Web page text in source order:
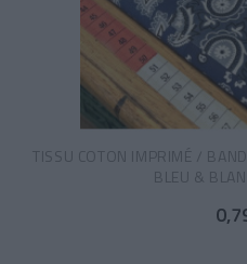
TISSU COTON IMPRIMÉ /
BLEU &